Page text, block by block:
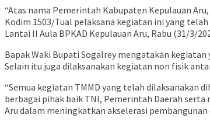
“Atas nama Pemerintah Kabupaten Kepulauan
Kodim 1503/Tual pelaksana kegiatan ini yang
Lantai II Aula BPKAD Kepulauan Aru, Rabu (31/3/
Bapak Waki Bupati Sogalrey mengatakan
Selain itu juga dilaksanakan kegiatan non fisik
“Semua kegiatan TMMD yang telah dilaksanakan
berbagai pihak baik TNI, Pemerintah Daerah
Aru dalam meningkatkan akselerasi